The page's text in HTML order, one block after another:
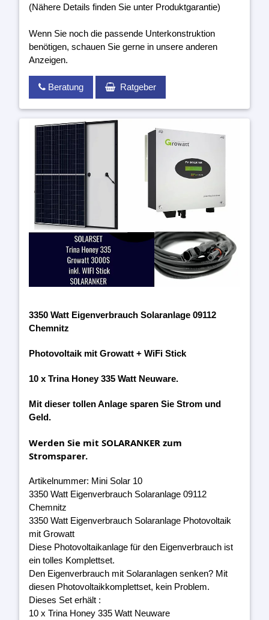
(Nähere Details finden Sie unter Produktgarantie)
Wenn Sie noch die passende Unterkonstruktion
benötigen, schauen Sie gerne in unsere anderen
Anzeigen.
Beratung Ratgeber
3350 Watt Eigenverbrauch Solaranlage 09112
Chemnitz
Photovoltaik mit Growatt + WiFi Stick
10 x Trina Honey 335 Watt Neuware.
Mit dieser tollen Anlage sparen Sie Strom und
Geld.
Werden Sie mit SOLARANKER zum
Stromsparer.
Artikelnummer: Mini Solar 10
3350 Watt Eigenverbrauch Solaranlage 09112
Chemnitz
3350 Watt Eigenverbrauch Solaranlage Photovoltaik
mit Growatt
Diese Photovoltaikanlage für den Eigenverbrauch ist
ein tolles Komplettset.
Den Eigenverbrauch mit Solaranlagen senken? Mit
diesen Photovoltaikkomplettset, kein Problem.
Dieses Set erhält :
10 x Trina Honey 335 Watt Neuware